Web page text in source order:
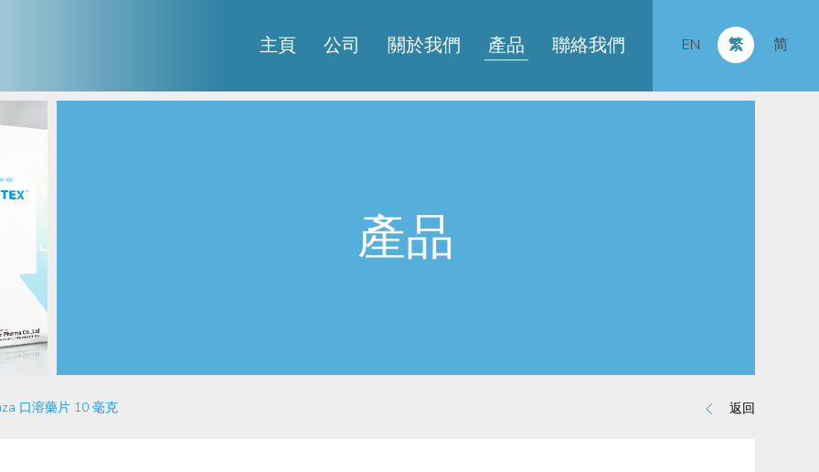
主頁 公司 關於我們 產品 聯絡我們 EN 繁 简
產品
返回
口溶藥片 10 毫克